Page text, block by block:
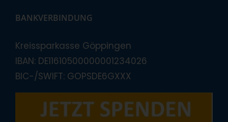
BANKVERBINDUNG
Kreissparkasse Göppingen
IBAN: DE11610500000001234026
BIC-/SWIFT: GOPSDE6GXXX